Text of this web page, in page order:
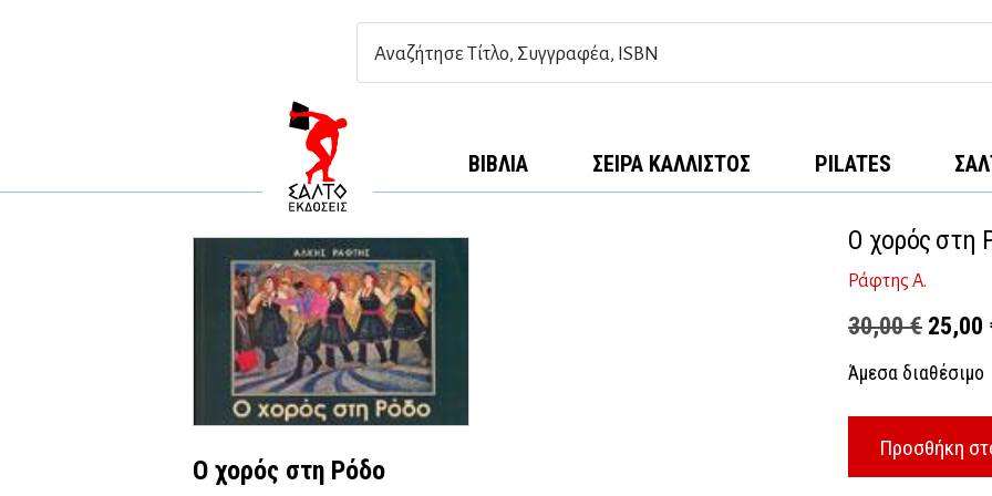
ΒΙΒΛΊΑ ΣΕΙΡΆ ΚΆΛΛΙΣΤΟΣ PILATES
Ο χορός στη
Ράφτης Α.
30,00€
price
30,00
25,00
Άμεσα διαθέσιμο
Προσθήκη
Ο χορός στη Ρόδο